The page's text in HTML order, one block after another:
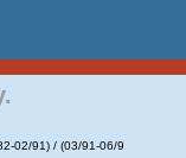
02/91) / (03/91-06/9